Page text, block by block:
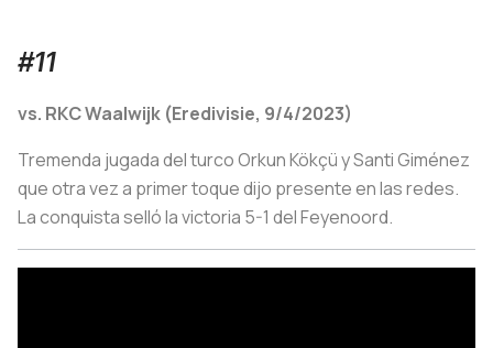
#11
vs. RKC Waalwijk (Eredivisie, 9/4/2023)
Tremenda jugada del turco Orkun Kökçü y Santi Giménez
que otra vez a primer toque dijo presente en las redes.
La conquista selló la victoria 5-1 del Feyenoord.